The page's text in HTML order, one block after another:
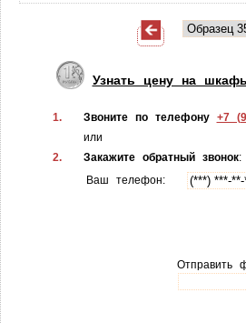
Узнать цену на
1. Звоните по телефону +7
или
2.
Закажите обратный звонок:
Ваш телефон:
Отправить